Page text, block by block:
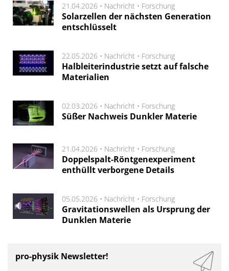
21.04.2026 • Nachricht • Forschung
Solarzellen der nächsten Generation
entschlüsselt
22.05.2026 • Nachricht • Forschung
Halbleiterindustrie setzt auf falsche
Materialien
02.03.2026 • Nachricht • Forschung
Süßer Nachweis Dunkler Materie
21.04.2026 • Nachricht • Forschung
Doppelspalt-Röntgenexperiment
enthüllt verborgene Details
05.05.2026 • Nachricht • Forschung
Gravitationswellen als Ursprung der
Dunklen Materie
pro-physik Newsletter!